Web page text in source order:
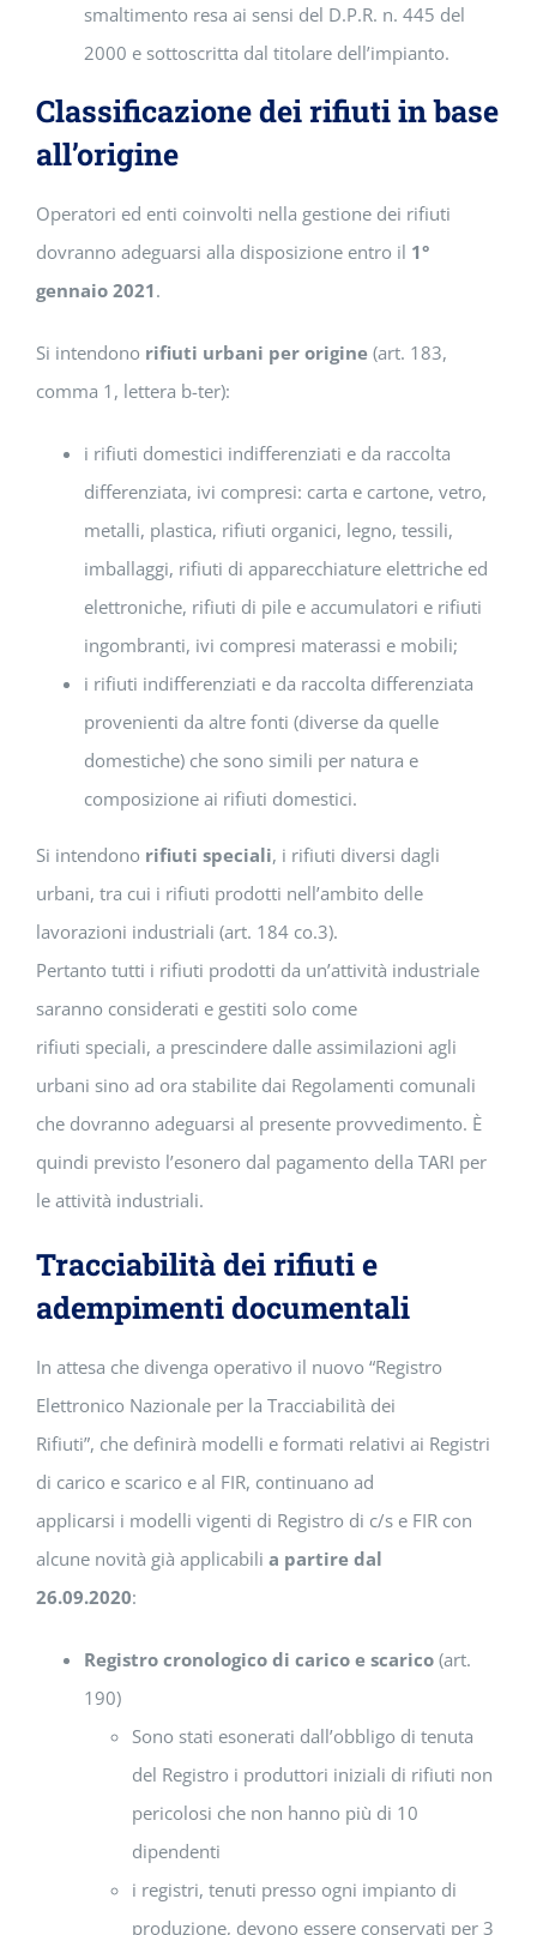
smaltimento resa ai sensi del D.P.R. n. 445 del
2000 e sottoscritta dal titolare dell’impianto.
Classificazione dei rifiuti in base
all’origine
Operatori ed enti coinvolti nella gestione dei rifiuti
dovranno adeguarsi alla disposizione entro il 1°
gennaio 2021.
Si intendono rifiuti urbani per origine (art. 183,
comma 1, lettera b-ter):
i rifiuti domestici indifferenziati e da raccolta
differenziata, ivi compresi: carta e cartone, vetro,
metalli, plastica, rifiuti organici, legno, tessili,
imballaggi, rifiuti di apparecchiature elettriche ed
elettroniche, rifiuti di pile e accumulatori e rifiuti
ingombranti, ivi compresi materassi e mobili;
i rifiuti indifferenziati e da raccolta differenziata
provenienti da altre fonti (diverse da quelle
domestiche) che sono simili per natura e
composizione ai rifiuti domestici.
Si intendono rifiuti speciali, i rifiuti diversi dagli
urbani, tra cui i rifiuti prodotti nell’ambito delle
lavorazioni industriali (art. 184 co.3).
Pertanto tutti i rifiuti prodotti da un’attività industriale
saranno considerati e gestiti solo come
rifiuti speciali, a prescindere dalle assimilazioni agli
urbani sino ad ora stabilite dai Regolamenti comunali
che dovranno adeguarsi al presente provvedimento. È
quindi previsto l’esonero dal pagamento della TARI per
le attività industriali.
Tracciabilità dei rifiuti e
adempimenti documentali
In attesa che divenga operativo il nuovo “Registro
Elettronico Nazionale per la Tracciabilità dei
Rifiuti”, che definirà modelli e formati relativi ai Registri
di carico e scarico e al FIR, continuano ad
applicarsi i modelli vigenti di Registro di c/s e FIR con
alcune novità già applicabili a partire dal
26.09.2020:
Registro cronologico di carico e scarico (art.
190)
Sono stati esonerati dall’obbligo di tenuta
del Registro i produttori iniziali di rifiuti non
pericolosi che non hanno più di 10
dipendenti
i registri, tenuti presso ogni impianto di
produzione, devono essere conservati per 3